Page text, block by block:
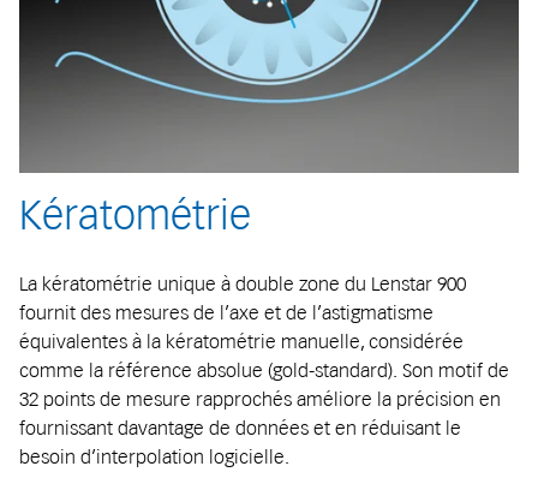
Kératométrie
La kératométrie unique à double zone du Lenstar 900
fournit des mesures de l’axe et de l’astigmatisme
équivalentes à la kératométrie manuelle, considérée
comme la référence absolue (gold-standard). Son motif de
32 points de mesure rapprochés améliore la précision en
fournissant davantage de données et en réduisant le
besoin d’interpolation logicielle.